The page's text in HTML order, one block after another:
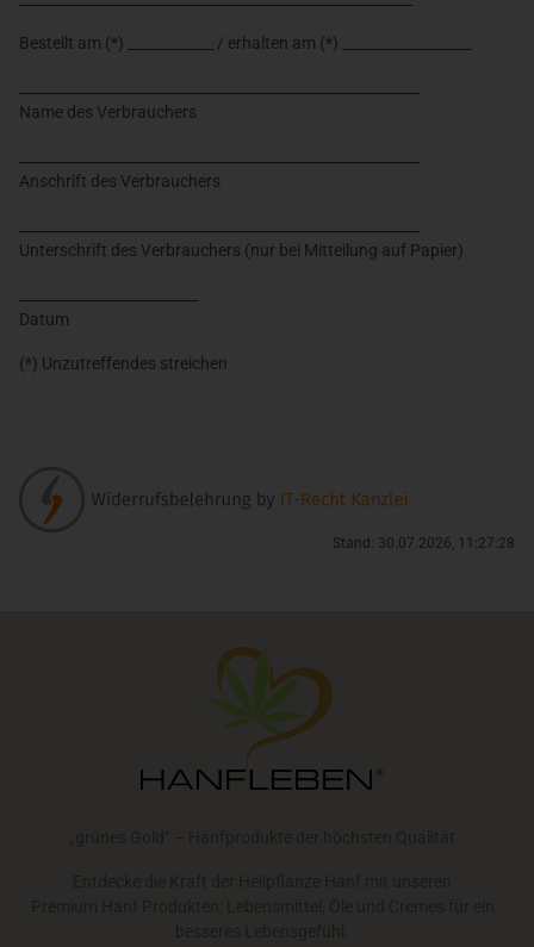
Bestellt am (*) ____________ / erhalten am (*) __________________
Name des Verbrauchers
Anschrift des Verbrauchers
Unterschrift des Verbrauchers (nur bei Mitteilung auf Papier)
Datum
(*) Unzutreffendes streichen
Stand: 30.07.2026, 11:27:28